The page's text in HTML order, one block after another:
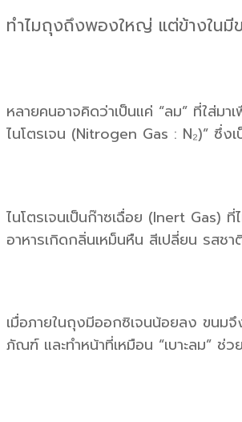
ทำไมถุงถึงพองใหญ่ แต่ข้างในมี
หลายคนอาจคิดว่าเป็นแค่ “ลม” ที่ใส่
ไนโตรเจน (Nitrogen Gas : N₂)” ซึ่ง
ไนโตรเจนเป็นก๊าซเฉื่อย (Inert Gas)
อาหารเกิดกลิ่นเหม็นหืน สีเปลี่ยน รสช
เมื่อภายในถุงมีออกซิเจนน้อยลง ขนม
ภัณฑ์ และทำหน้าที่เหมือน “เบาะลม”